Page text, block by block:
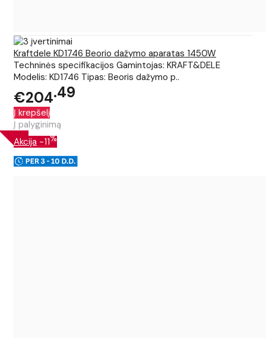
Kraftdele KD1746 Beorio dažymo aparatas 1450W
Techninės specifikacijos Gamintojas: KRAFT&DELE
Modelis: KD1746 Tipas: Beoris dažymo p..
€204 49
Į krepšelį
Į palyginimą
Akcija -11%